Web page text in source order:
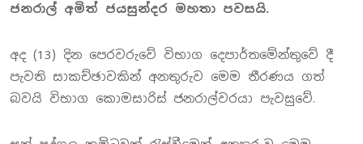
ජනරාල් අමිත් ජයසුන්දර මහතා පවසයි.
අද (13) දින පෙරවරුවේ විභාග දෙපාර්තමේන්තුවේ දී
පැවති සාකච්ඡාවකින් අනතුරුව මෙම තීරණය ගත්
බවයි විභාග කොමසාරිස් ජනරාල්වරයා පැවසුවේ.